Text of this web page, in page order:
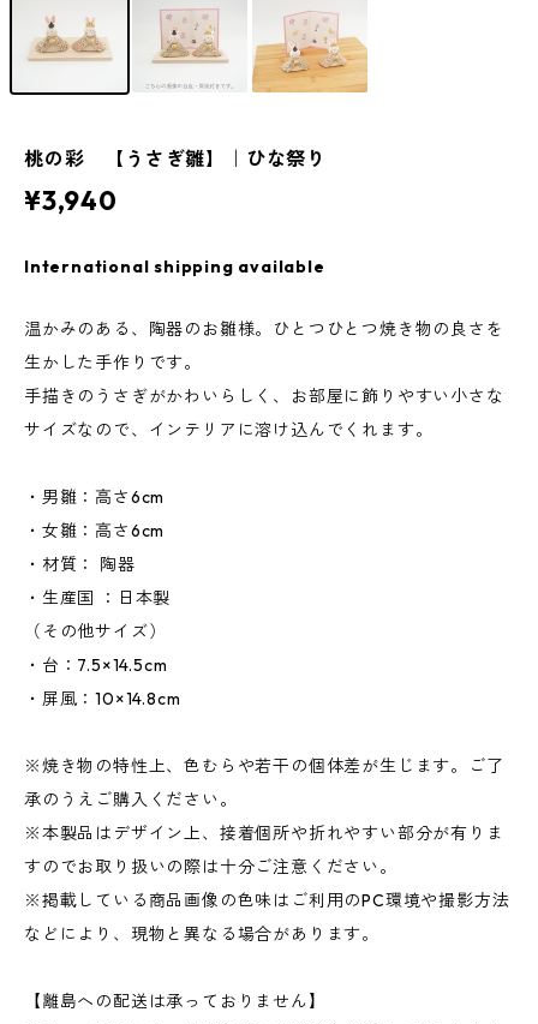
桃の彩 【うさぎ雛】｜ひな祭り
¥3,940
International shipping available
温かみのある、陶器のお雛様。ひとつひとつ焼き物の良さを
生かした手作りです。
手描きのうさぎがかわいらしく、お部屋に飾りやすい小さな
サイズなので、インテリアに溶け込んでくれます。
・男雛：高さ6cm
・女雛：高さ6cm
・材質： 陶器
・生産国 ：日本製
（その他サイズ）
・台：7.5×14.5cm
・屏風：10×14.8cm
※焼き物の特性上、色むらや若干の個体差が生じます。ご了
承のうえご購入ください。
※本製品はデザイン上、接着個所や折れやすい部分が有りま
すのでお取り扱いの際は十分ご注意ください。
※掲載している商品画像の色味はご利用のPC環境や撮影方法
などにより、現物と異なる場合があります。
【離島への配送は承っておりません】